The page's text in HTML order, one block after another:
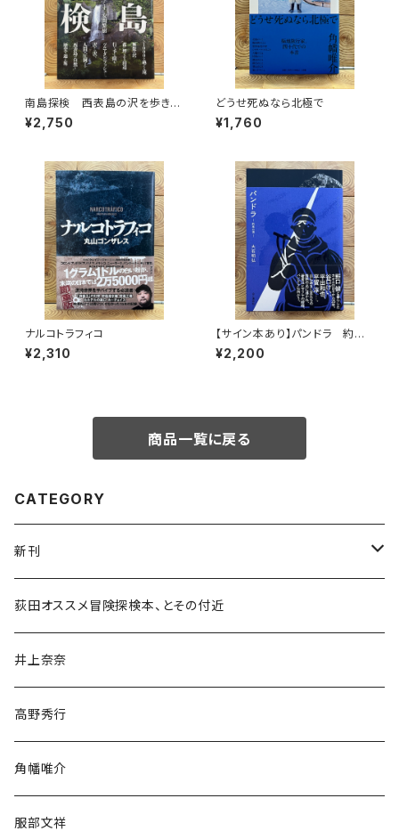
南島探検 西表島の沢を歩きつ
くす
¥2,750
どうせ死ぬなら北極で
¥1,760
ナルコトラフィコ
¥2,310
【サイン本あり】パンドラ 約束
の頂
¥2,200
商品一覧に戻る
CATEGORY
新刊
和書
文学・小説・物語
随筆・ノンフィクション・その他
荻田オススメ冒険探検本、とその付近
井上奈奈
高野秀行
角幡唯介
服部文祥